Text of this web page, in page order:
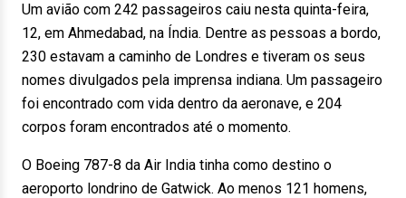
Um avião com 242 passageiros caiu nesta quinta-feira,
12, em Ahmedabad, na Índia. Dentre as pessoas a bordo,
230 estavam a caminho de Londres e tiveram os seus
nomes divulgados pela imprensa indiana. Um passageiro
foi encontrado com vida dentro da aeronave, e 204
corpos foram encontrados até o momento.
O Boeing 787-8 da Air India tinha como destino o
aeroporto londrino de Gatwick. Ao menos 121 homens,